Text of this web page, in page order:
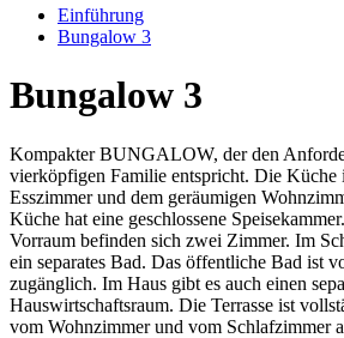
Einführung
Bungalow 3
Bungalow 3
Kompakter BUNGALOW, der den
vierköpfigen Familie entspricht. Die Küche
Esszimmer und dem geräumigen
Küche hat eine geschlossene
Vorraum befinden sich zwei Zimmer. Im
ein separates Bad. Das öffentliche Bad ist
zugänglich. Im Haus gibt es auch einen
Hauswirtschaftsraum. Die Terrasse ist
vom Wohnzimmer und vom Schlafzimmer